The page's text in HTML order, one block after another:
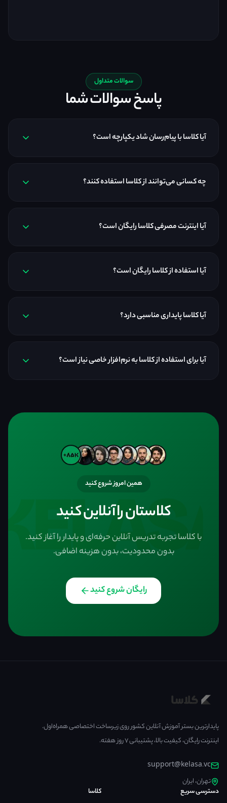
سوالات متداول
پاسخ سوالات شما
آیا کلاسا با پیام‌رسان شاد یکپارچه است؟
چه کسانی می‌توانند از کلاسا استفاده کنند؟
آیا اینترنت مصرفی کلاسا رایگان است؟
آیا استفاده از کلاسا رایگان است؟
آیا کلاسا پایداری مناسبی دارد؟
آیا برای استفاده از کلاسا به نرم‌افزار خاصی نیاز است؟
همین امروز شروع کنید
کلاستان را آنلاین کنید
با کلاسا تجربه تدریس آنلاین حرفه‌ای و پایدار را آغاز کنید.
بدون محدودیت، بدون هزینه اضافی.
رایگان شروع کنید
پایدارترین بستر آموزش آنلاین کشور روی زیرساخت اختصاصی همراه‌اول.
اینترنت رایگان، کیفیت بالا، پشتیبانی ۷ روز هفته.
support@kelasa.vc
تهران، ایران
دسترسی سریع
کلاسا